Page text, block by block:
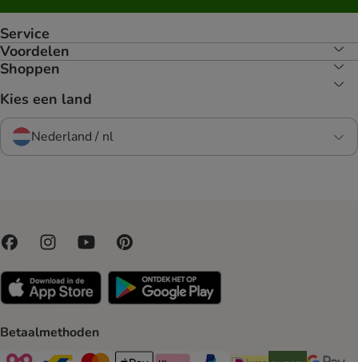
Service
Voordelen
Shoppen
Kies een land
Nederland / nl
Betaalmethoden